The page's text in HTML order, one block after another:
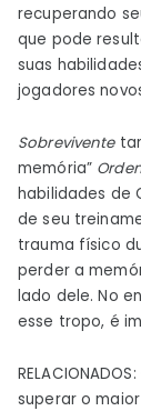
recuperando
que pode
suas
jogadores
Sobrevivente
memória”
habilidades de
de seu
trauma físico
perder a
lado dele. No
esse tropo, é
superar o